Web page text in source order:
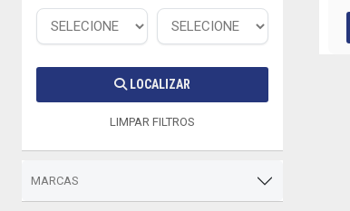
LOCALIZAR
LIMPAR FILTROS
MARCAS